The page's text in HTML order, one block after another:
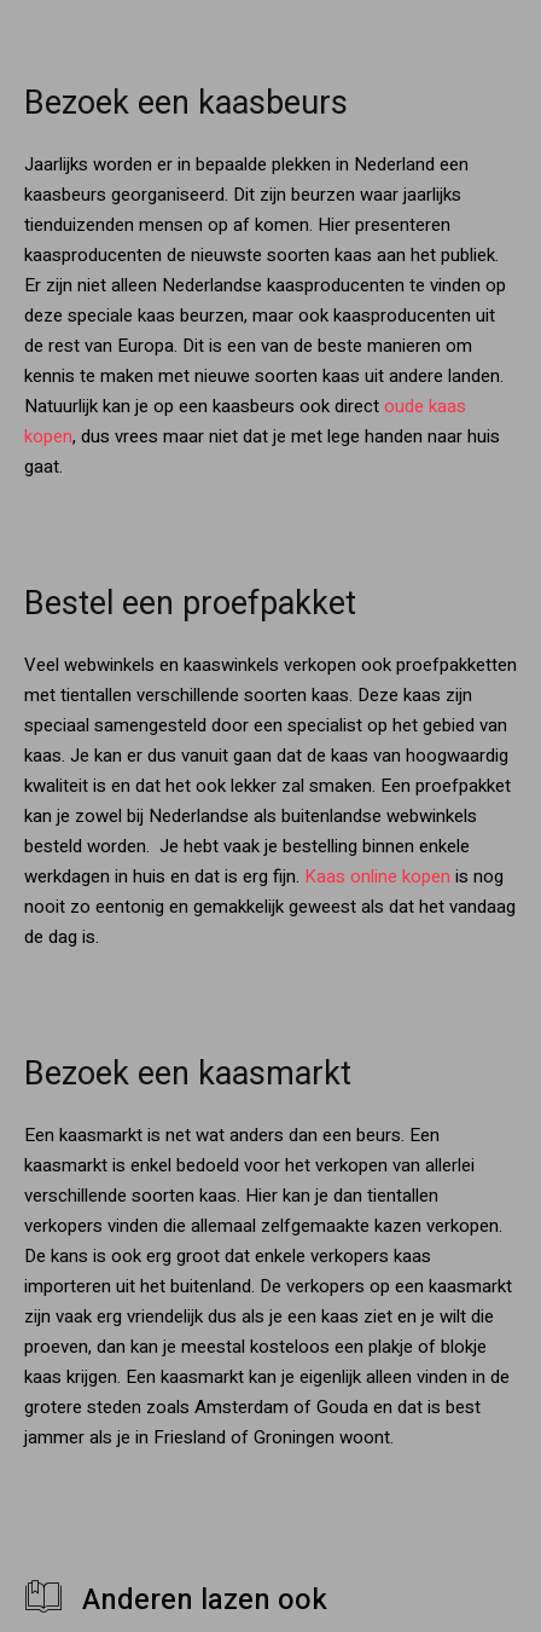
Bezoek een kaasbeurs
Jaarlijks worden er in bepaalde plekken in Nederland een
kaasbeurs georganiseerd. Dit zijn beurzen waar jaarlijks
tienduizenden mensen op af komen. Hier presenteren
kaasproducenten de nieuwste soorten kaas aan het publiek.
Er zijn niet alleen Nederlandse kaasproducenten te vinden op
deze speciale kaas beurzen, maar ook kaasproducenten uit
de rest van Europa. Dit is een van de beste manieren om
kennis te maken met nieuwe soorten kaas uit andere landen.
Natuurlijk kan je op een kaasbeurs ook directoude kaas
kopen, dus vrees maar niet dat je met lege handen naar huis
gaat.
Bestel een proefpakket
Veel webwinkels en kaaswinkels verkopen ook proefpakketten
met tientallen verschillende soorten kaas. Deze kaas zijn
speciaal samengesteld door een specialist op het gebied van
kaas. Je kan er dus vanuit gaan dat de kaas van hoogwaardig
kwaliteit is en dat het ook lekker zal smaken. Een proefpakket
kan je zowel bij Nederlandse als buitenlandse webwinkels
besteld worden. Je hebt vaak je bestelling binnen enkele
werkdagen in huis en dat is erg fijn. Kaas online kopen is nog
nooit zo eentonig en gemakkelijk geweest als dat het vandaag
de dag is.
Bezoek een kaasmarkt
Een kaasmarkt is net wat anders dan een beurs. Een
kaasmarkt is enkel bedoeld voor het verkopen van allerlei
verschillende soorten kaas. Hier kan je dan tientallen
verkopers vinden die allemaal zelfgemaakte kazen verkopen.
De kans is ook erg groot dat enkele verkopers kaas
importeren uit het buitenland. De verkopers op een kaasmarkt
zijn vaak erg vriendelijk dus als je een kaas ziet en je wilt die
proeven, dan kan je meestal kosteloos een plakje of blokje
kaas krijgen. Een kaasmarkt kan je eigenlijk alleen vinden in de
grotere steden zoals Amsterdam of Gouda en dat is best
jammer als je in Friesland of Groningen woont.
Anderen lazen ook